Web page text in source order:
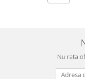
Nu rata